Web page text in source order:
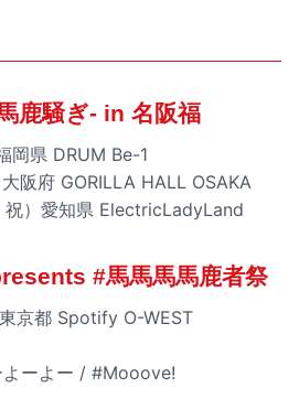
鹿騒ぎ- in 名阪福
岡県 DRUM Be-1
阪府 GORILLA HALL OSAKA
）愛知県 ElectricLadyLand
#馬馬馬馬鹿者祭
京都 Spotify O-WEST
ーよー / #Mooove!